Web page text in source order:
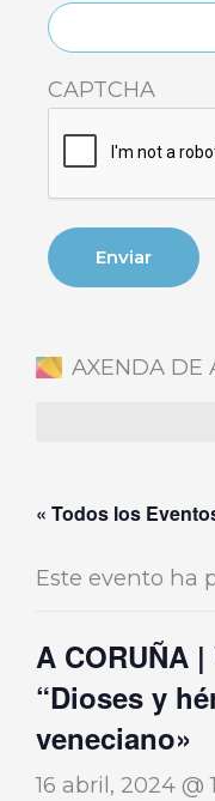
CAPTCHA
AXENDA DE
« Todos los
Este evento ha
A CORUÑA
“Dioses y
veneciano»
16 abril, 2024 @